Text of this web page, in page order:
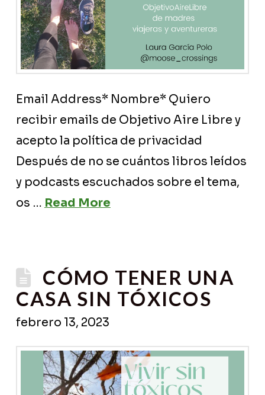
Email Address* Nombre* Quiero
recibir emails de Objetivo Aire Libre y
acepto la política de privacidad
Después de no se cuántos libros leídos
y podcasts escuchados sobre el tema,
os … Read More
CÓMO TENER UNA
CASA SIN TÓXICOS
febrero 13, 2023